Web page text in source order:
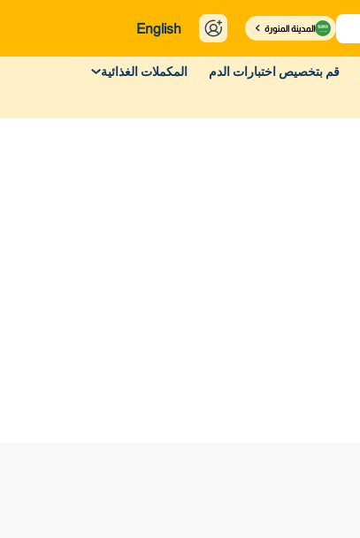
المدينة المنورة English
قم بتخصيص اختبارات الدم
المكملات الغذائية